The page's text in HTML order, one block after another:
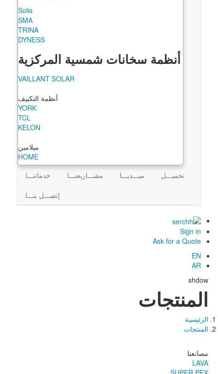
Solis
SMA
TRINA
DYNESS
أنظمة سخانات شمسية المركزية
VAILLANT SOLAR
أنظمة التكييف
YORK
TCL
KELON
ميلامين
HOME
خدماتنـــا
مشـــاريعنـــا ميـــديـــا تحميـــل
إتصـــل بنـــا
Sign in
Ask for a Quote
EN
AR
shdow
المنتجات
مسار
التنقل
الرئيسية
المنتجات
مصانعنا
LAVA